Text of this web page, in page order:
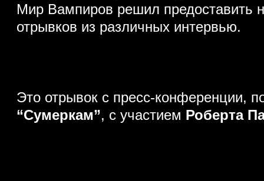
Мир Вампиров решил предоставить
отрывков из различных интервью.
Это отрывок с пресс-конференции,
“Сумеркам”, с участием Роберта